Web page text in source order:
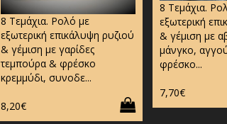
8 Τεμάχια. Ρολό με
εξωτερική επικάλυψη ρυζιού
& γέμιση με γαρίδες
τεμπούρα & φρέσκο
κρεμμύδι, συνοδε...
8,20€
8 Τεμάχια.
εξωτερική
& γέμιση με
μάνγκο,
φρέσκο...
7,70€